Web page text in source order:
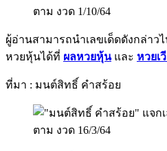
ผู้อ่านสามารถนำเลขเด็ดดังกล่า
หวยหุ้นได้ที่ ผลหวยหุ้นและ หวยเ
ที่มา : มนต์สิทธิ์ คำสร้อย